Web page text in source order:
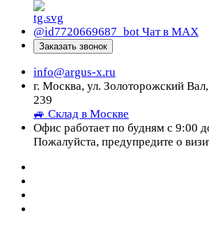
@id7720669687_bot Чат в МАХ
Заказать звонок
info@argus-x.ru
г. Москва, ул. Золоторожский
239
🚙 Склад в Москве
Офис работает по будням с 9:00
Пожалуйста, предупредите о